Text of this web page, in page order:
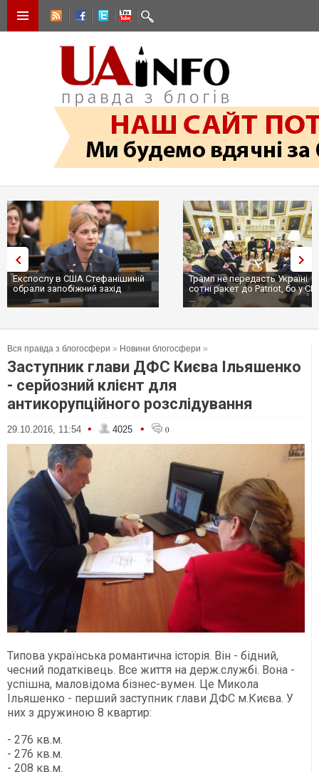
Експослу в США Стефанішиній
обрали запобіжний захід
Трамп не передасть Україні
сотні ракет до Patriot, бо у
...
Вся правда з блогосфери » Новини блогосфери »
Заступник глави ДФС Києва Ільяшенко
- серйозний клієнт для
антикорупційного розслідування
29.10.2016, 11:54 • 4025 • 0
Типова українська романтична історія. Він - бідний,
чесний податківець. Все життя на держ.службі. Вона -
успішна, маловідома бізнес-вумен. Це Микола
Ільяшенко - перший заступник глави ДФС м.Києва. У
них з дружиною 8 квартир:
- 276 кв.м.
- 276 кв.м.
- 208 кв.м.